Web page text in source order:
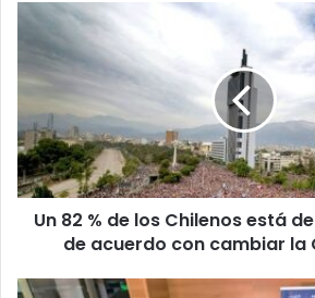
de
Chilenos
está
de
acuerdo
acuerdo
Un 82 % de los Chilenos está
de acuerdo con cambiar la
Aduanas